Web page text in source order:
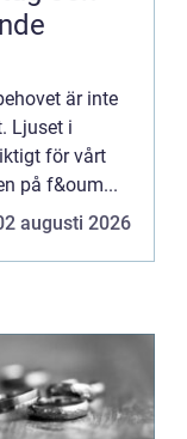
är inte
Ljuset i
för vårt
på f&oum...
augusti 2026